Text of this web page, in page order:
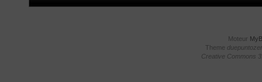
Moteur
Theme
Creative Commons